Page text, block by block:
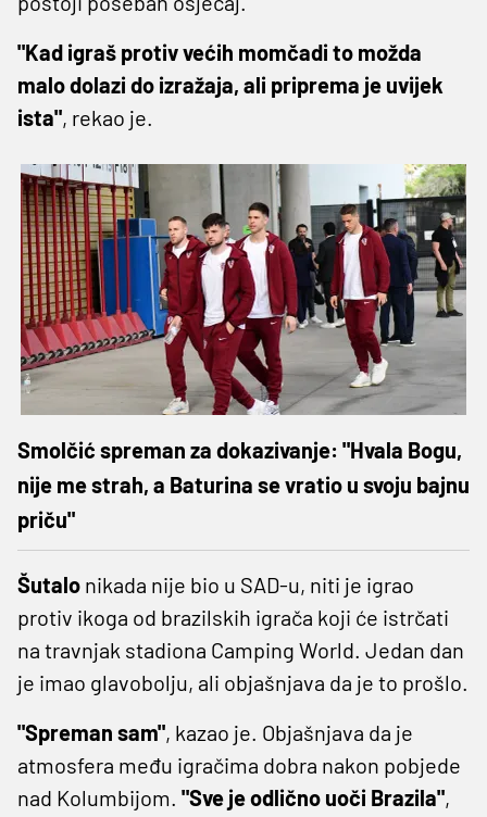
"Kad igraš protiv većih momčadi to možda
malo dolazi do izražaja, ali priprema je uvijek
ista", rekao je.
Smolčić spreman za dokazivanje: "Hvala Bogu,
nije me strah, a Baturina se vratio u svoju bajnu
priču"
Šutalo nikada nije bio u SAD-u, niti je igrao
protiv ikoga od brazilskih igrača koji će istrčati
na travnjak stadiona Camping World. Jedan dan
je imao glavobolju, ali objašnjava da je to prošlo.
"Spreman sam", kazao je. Objašnjava da je
atmosfera među igračima dobra nakon pobjede
nad Kolumbijom. "Sve je odlično uoči Brazila",